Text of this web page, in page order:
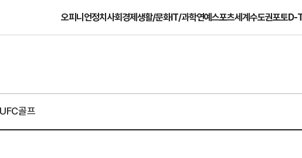
오피니언정치사회경제생활/문화IT/과학연예스포츠세계수도권포토D-
UFC골프